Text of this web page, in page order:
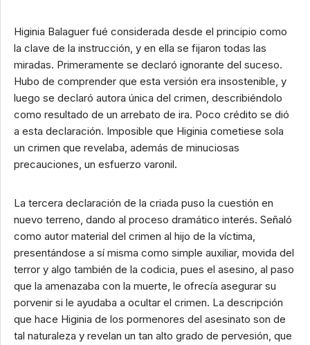
Higinia Balaguer fué considerada desde el principio como
la clave de la instrucción, y en ella se fijaron todas las
miradas. Primeramente se declaró ignorante del suceso.
Hubo de comprender que esta versión era insostenible, y
luego se declaró autora única del crimen, describiéndolo
como resultado de un arrebato de ira. Poco crédito se dió
a esta declaración. Imposible que Higinia cometiese sola
un crimen que revelaba, además de minuciosas
precauciones, un esfuerzo varonil.
La tercera declaración de la criada puso la cuestión en
nuevo terreno, dando al proceso dramático interés. Señaló
como autor material del crimen al hijo de la víctima,
presentándose a sí misma como simple auxiliar, movida del
terror y algo también de la codicia, pues el asesino, al paso
que la amenazaba con la muerte, le ofrecía asegurar su
porvenir si le ayudaba a ocultar el crimen. La descripción
que hace Higinia de los pormenores del asesinato son de
tal naturaleza y revelan un tan alto grado de pervesión, que